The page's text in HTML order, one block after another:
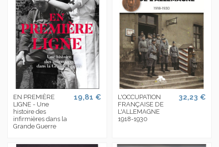
EN PREMIÈRE
LIGNE - Une
histoire des
infirmières dans la
Grande Guerre
19,81 €
L'OCCUPATION
FRANÇAISE DE
L'ALLEMAGNE
1918-1930
32,23 €